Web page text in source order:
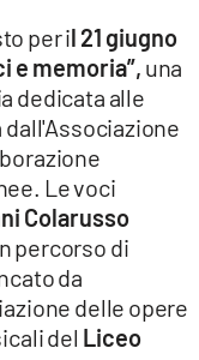
per il 21 giugno
e memoria”, una
dedicata alle
Le voci
Colarusso
percorso di
da
delle opere
del Liceo